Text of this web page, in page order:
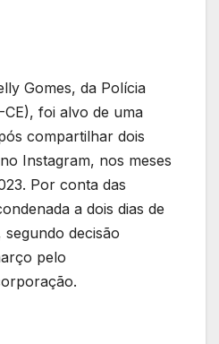
Gomes, da Polícia
foi alvo de uma
compartilhar dois
Instagram, nos meses
Por conta das
a dois dias de
decisão
pelo